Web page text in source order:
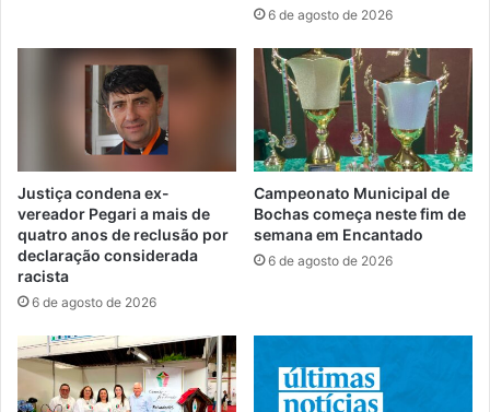
6 de agosto de 2026
Justiça condena ex-
vereador Pegari a mais de
quatro anos de reclusão por
declaração considerada
racista
6 de agosto de 2026
Campeonato Municipal de
Bochas começa neste fim de
semana em Encantado
6 de agosto de 2026